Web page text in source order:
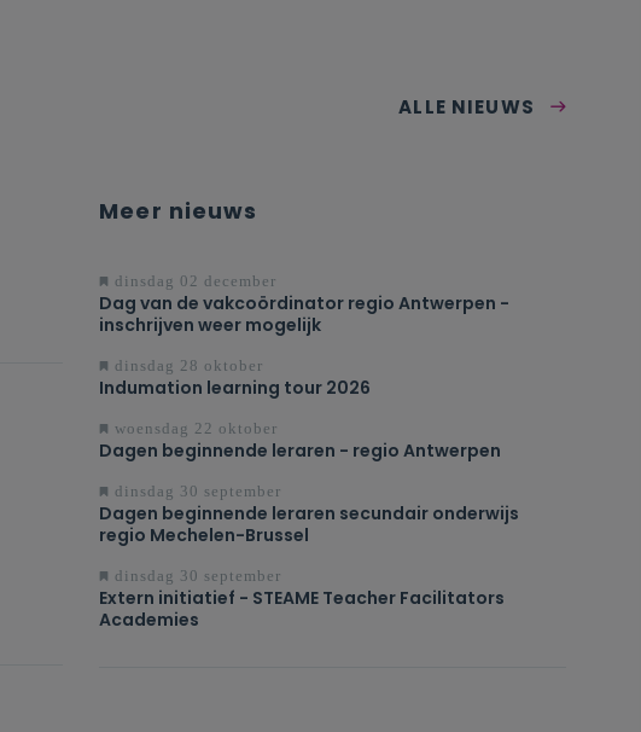
ALLE NIEUWS
Meer nieuws
dinsdag 02 december
Dag van de vakcoördinator regio Antwerpen -
inschrijven weer mogelijk
dinsdag 28 oktober
Indumation learning tour 2026
woensdag 22 oktober
Dagen beginnende leraren - regio Antwerpen
dinsdag 30 september
Dagen beginnende leraren secundair onderwijs
regio Mechelen-Brussel
dinsdag 30 september
Extern initiatief - STEAME Teacher Facilitators
Academies